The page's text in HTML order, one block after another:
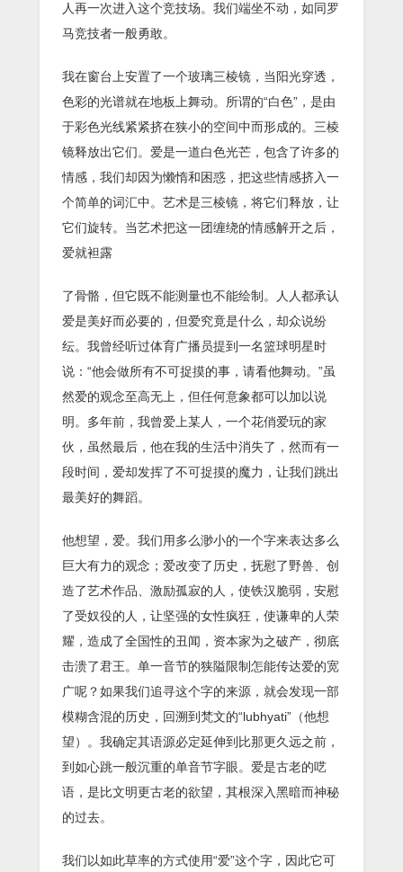
人再一次进入这个竞技场。我们端坐不动，如同罗
马竞技者一般勇敢。
我在窗台上安置了一个玻璃三棱镜，当阳光穿透，
色彩的光谱就在地板上舞动。所谓的“白色”，是由
于彩色光线紧紧挤在狭小的空间中而形成的。三棱
镜释放出它们。爱是一道白色光芒，包含了许多的
情感，我们却因为懒惰和困惑，把这些情感挤入一
个简单的词汇中。艺术是三棱镜，将它们释放，让
它们旋转。当艺术把这一团缠绕的情感解开之后，
爱就袒露
了骨骼，但它既不能测量也不能绘制。人人都承认
爱是美好而必要的，但爱究竟是什么，却众说纷
纭。我曾经听过体育广播员提到一名篮球明星时
说：“他会做所有不可捉摸的事，请看他舞动。”虽
然爱的观念至高无上，但任何意象都可以加以说
明。多年前，我曾爱上某人，一个花俏爱玩的家
伙，虽然最后，他在我的生活中消失了，然而有一
段时间，爱却发挥了不可捉摸的魔力，让我们跳出
最美好的舞蹈。
他想望，爱。我们用多么渺小的一个字来表达多么
巨大有力的观念；爱改变了历史，抚慰了野兽、创
造了艺术作品、激励孤寂的人，使铁汉脆弱，安慰
了受奴役的人，让坚强的女性疯狂，使谦卑的人荣
耀，造成了全国性的丑闻，资本家为之破产，彻底
击溃了君王。单一音节的狭隘限制怎能传达爱的宽
广呢？如果我们追寻这个字的来源，就会发现一部
模糊含混的历史，回溯到梵文的“lubhyati”（他想
望）。我确定其语源必定延伸到比那更久远之前，
到如心跳一般沉重的单音节字眼。爱是古老的呓
语，是比文明更古老的欲望，其根深入黑暗而神秘
的过去。
我们以如此草率的方式使用“爱”这个字，因此它可